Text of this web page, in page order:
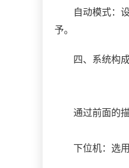
自动模式：设
予。
四、系统构成
通过前面的描
下位机：选用